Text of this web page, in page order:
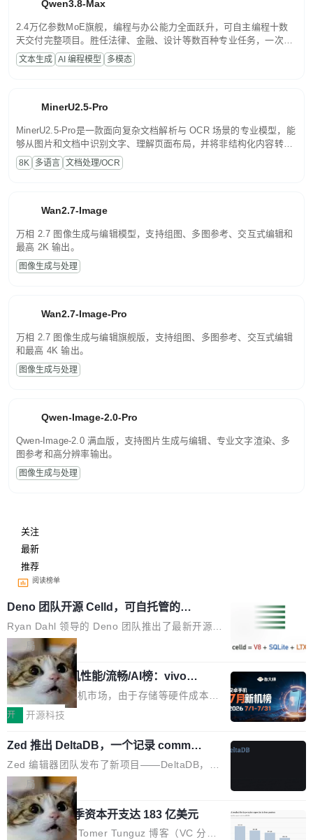
Qwen3.8-Max
2.4万亿参数MoE旗舰，编程与办公能力全面跃升，可自主编程十数
天交付完整项目。胜任法律、金融、设计等数百种专业任务，一次对
话端到端交付生产级成果。原生视觉理解贯穿规划、执行与验证全流
程，支持超长文档与长视频的深度语义解析。长程任务中自主规划与
文本生成 AI 编程模型 多模态
MinerU2.5-Pro
MinerU2.5-Pro是一款面向复杂文档解析与 OCR 场景的专业模型，能
够从图片和文档中识别文字、理解页面布局，并将非结构化内容转换
为便于存储、检索和二次处理的结构化结果。
8K 多语言 文档处理/OCR
Wan2.7-Image
万相 2.7 图像生成与编辑模型，支持组图、多图参考、交互式编辑和
最高 2K 输出。
图像生成与处理
Wan2.7-Image-Pro
万相 2.7 图像生成与编辑旗舰版，支持组图、多图参考、交互式编辑
和最高 4K 输出。
图像生成与处理
Qwen-Image-2.0-Pro
Qwen-Image-2.0 满血版，支持图片生成与编辑、专业文字渲染、多
图参考和高分辨率输出。
图像生成与处理
关注
最新
推荐
阅读榜单
Deno 团队开源 Celld，可自托管的分
布式 Durable Objects
Ryan Dahl 领导的 Deno 团队推出了最新开源项
目 Celld，一个能在自己机器上运行 Cloudflare
Workers 和 Durable Objects 的守护进程。 设
计思路很直接：每个对象是一个独立的 SQLite
数据库，按名称寻址，复制到你自己的 S3 兼容
存储库里。节点之间只通过这个存储库协调——
个小型数据库，应用天然按分片构建，单个数据
库的竞争和爆炸半径问题在设计层面就被消除
了。 闲置的 cell 会休眠到几乎不占资源。当 cel
l 迁移或唤醒时，新宿主从 S3 恢复 SQLite 数据
库继续执行。存储库是持久化的唯一真相...
局
鲁大师7月新机性能/流畅/AI榜：vivo夺
性能、流畅双第一，三星Galaxy Z系列
新折叠缺席
2026年7月的手机市场，由于存储等硬件成本暴
增，手机厂商的日子也不好过啊，新机速度明显
高价的三星折叠（三星Galaxy Z Fold8 Ultra / Z
Fold8 / Z Flip8）外，其余要么是中低端机器，
例如iQOO Z11i、REDMI Note 17、REDMI No
te 17 Pro、OPPO K15，要么是vivo X300 E这
样的次旗舰。 Galaxy Z Fold8 Ultra / Z Fold8 /
Z Flip8三款折叠屏新机均在7月22日发布，且全
开 开源科技
Zed 推出 DeltaDB，一个记录 commit
之间所有操作的版本控制系统
Zed 编辑器团队发布了新项目——DeltaDB，一
个在 git commit 之间记录每一次编辑操作的版
本控制系统。目前处于 Early Access 阶段。 De
ltaDB 的核心思路直接写在 landing page 最显
眼的位置：「Software is made between com
局
SpaceXAI 单季资本开支达 183 亿美元
根据风险投资人Tomer Tunguz 博客（VC 分